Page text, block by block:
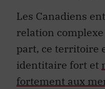
Les Canadiens
relation complexe
part, ce territoire
identitaire fort et
fortement aux